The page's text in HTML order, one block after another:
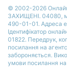
© 2002-2026
ЗАХИЩЕНІ. 04080,
490-01-01. Адреса
Ідентифікатор
01822. Передрук,
посилання на
забороняється.
умови посилання на